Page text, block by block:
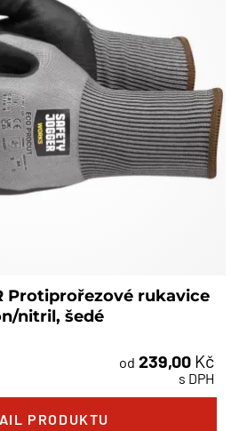
Protiprořezové rukavice
nitril, šedé
od 239,00 Kč
s DPH
PRODUKTU